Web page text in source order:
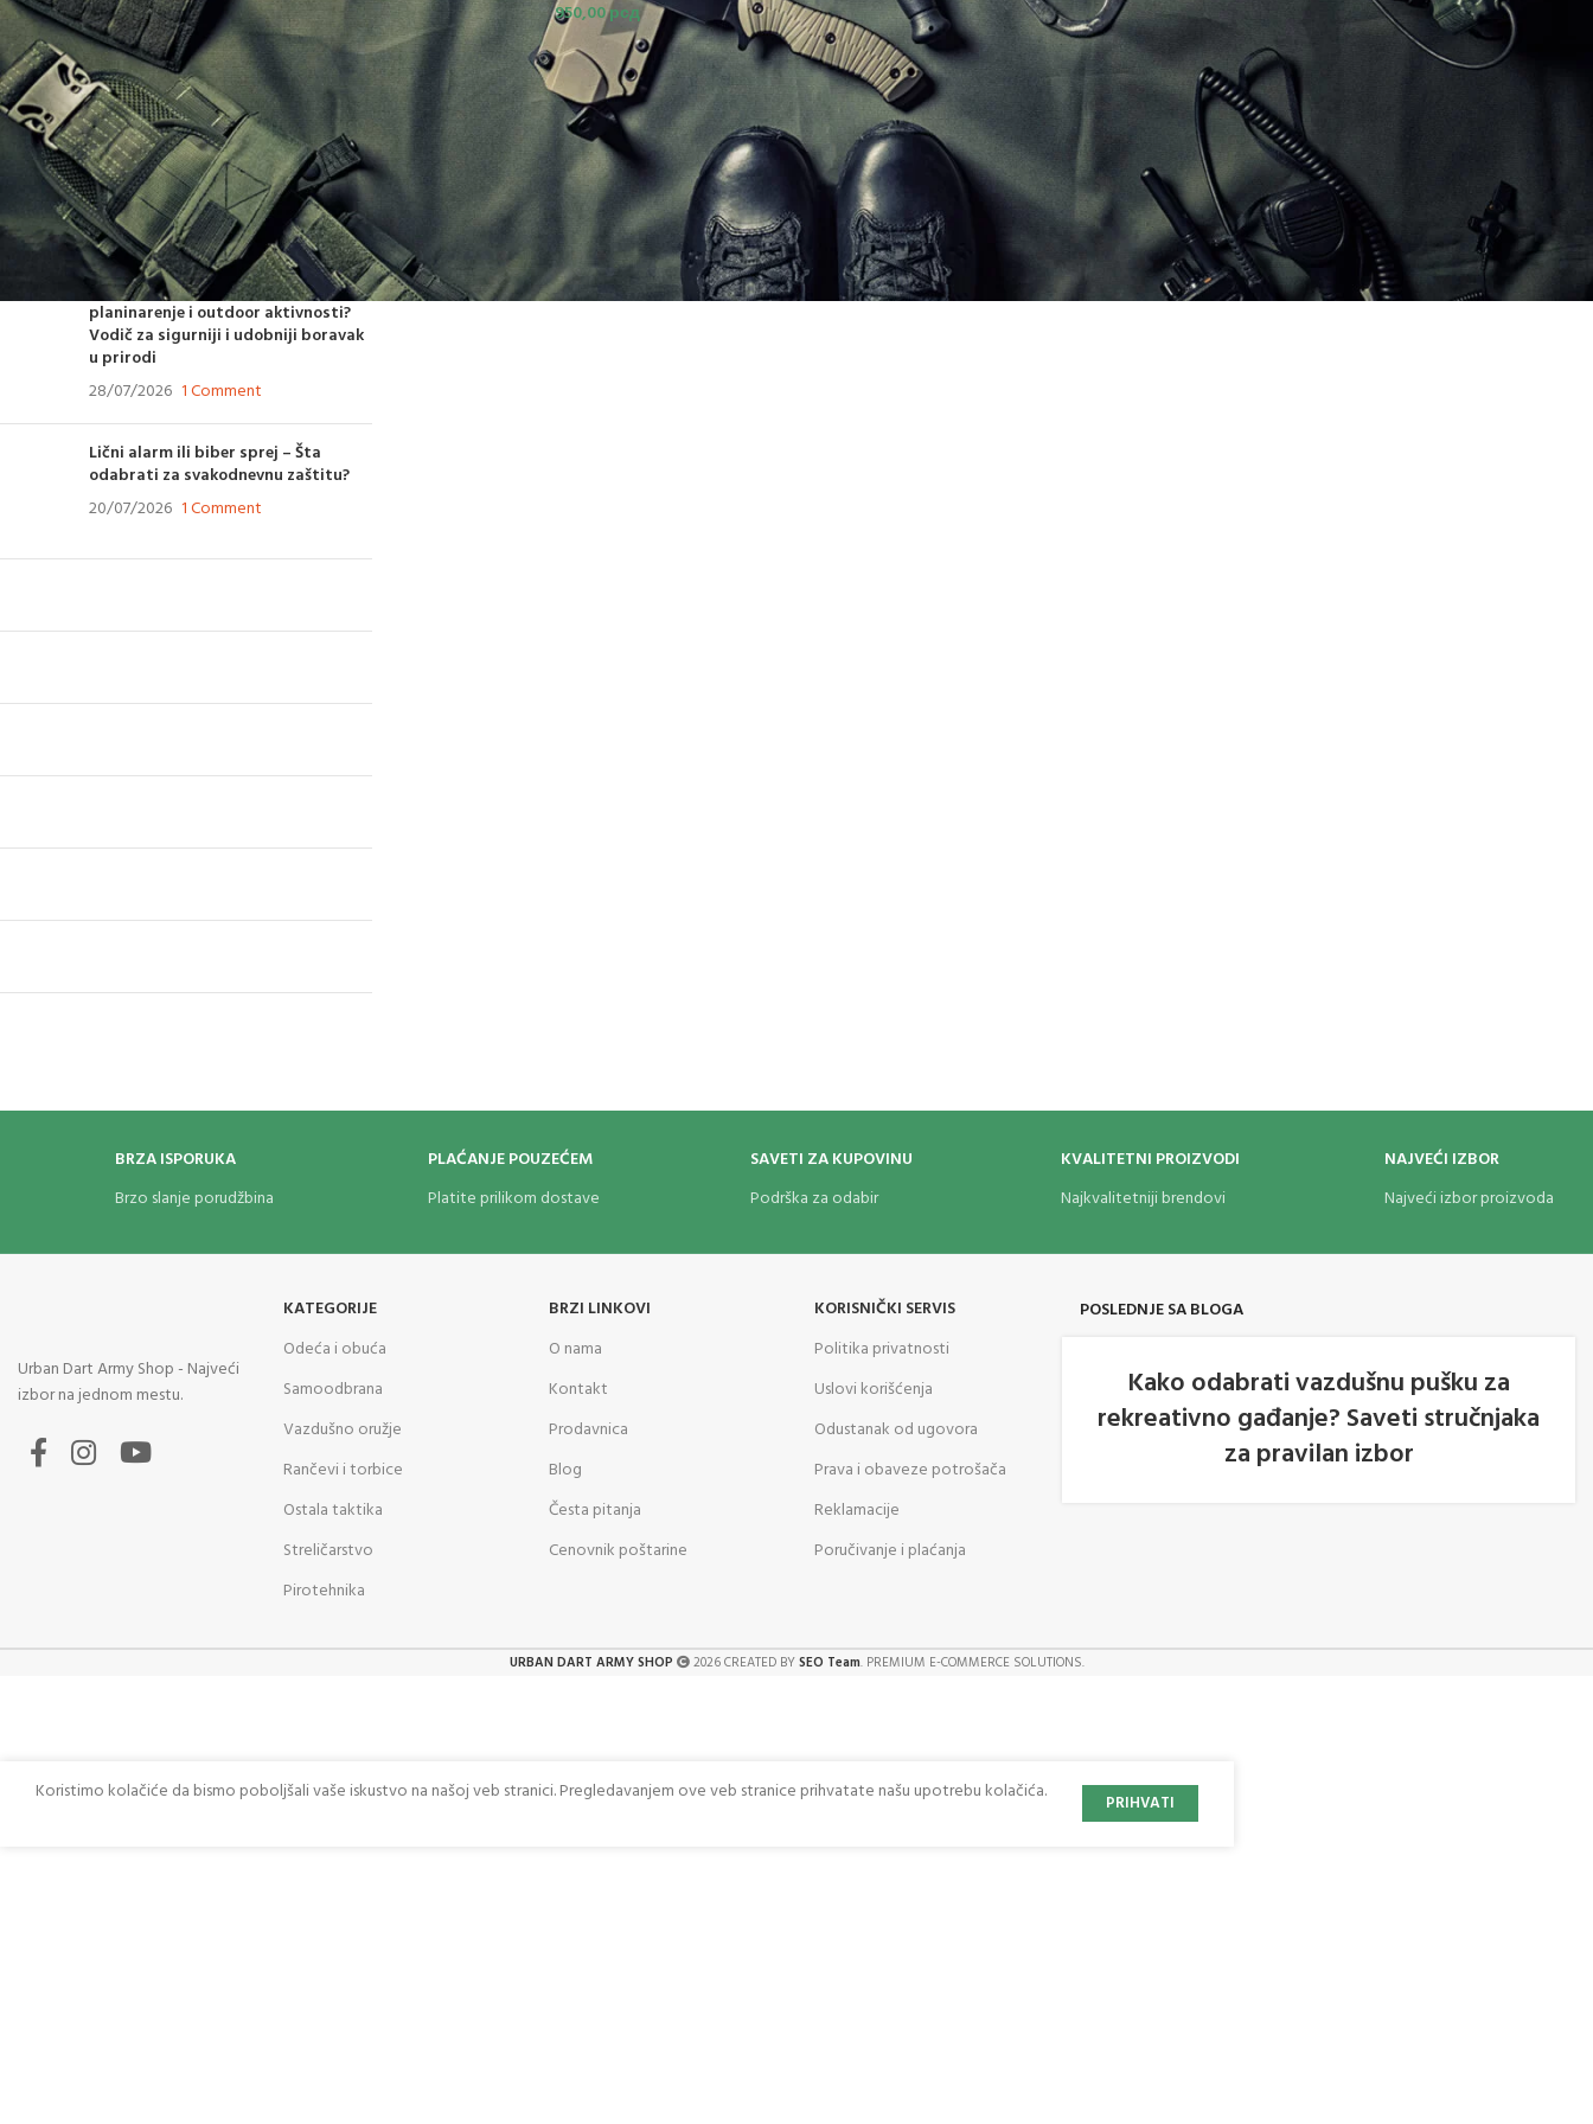
POSLEDNJE SA BLOGA
Kako odabrati vazdušnu pušku za
rekreativno gađanje? Saveti
stručnjaka za pravilan izbor
05/08/2026 1 Comment
Kako odabrati vojne čizme za
planinarenje i outdoor aktivnosti?
Vodič za sigurniji i udobniji boravak
u prirodi
28/07/2026 1 Comment
Lični alarm ili biber sprej – Šta
odabrati za svakodnevnu zaštitu?
20/07/2026 1 Comment
950,00рсд
BRZA ISPORUKA
Brzo slanje porudžbina
PLAĆANJE POUZEĆEM
Platite prilikom dostave
SAVETI ZA KUPOVINU
Podrška za odabir
KVALITETNI PROIZVODI
Najkvalitetniji brendovi
NAJVEĆI IZBOR
Najveći izbor proizvoda
Urban Dart Army Shop - Najveći
izbor na jednom mestu.
KATEGORIJE
Odeća i obuća
Samoodbrana
Vazdušno oružje
Rančevi i torbice
Ostala taktika
Streličarstvo
Pirotehnika
BRZI LINKOVI
O nama
Kontakt
Prodavnica
Blog
Česta pitanja
Cenovnik poštarine
KORISNIČKI SERVIS
Politika privatnosti
Uslovi korišćenja
Odustanak od ugovora
Prava i obaveze potrošača
Reklamacije
Poručivanje i plaćanja
POSLEDNJE SA BLOGA
Kako odabrati vazdušnu pušku za
rekreativno gađanje? Saveti stručnjaka
za pravilan izbor
URBAN DART ARMY SHOP 2026 CREATED BYSEO Team. PREMIUM E-COMMERCE SOLUTIONS.
Koristimo kolačiće da bismo poboljšali vaše iskustvo na našoj veb stranici. Pregledavanjem ove veb stranice prihvatate našu upotrebu kolačića. PRIHVATI